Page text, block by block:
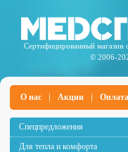
Сертифицированный магазин
© 2006-
О нас Акции Оплата
Спецпредложения
Для тепла и комфорта